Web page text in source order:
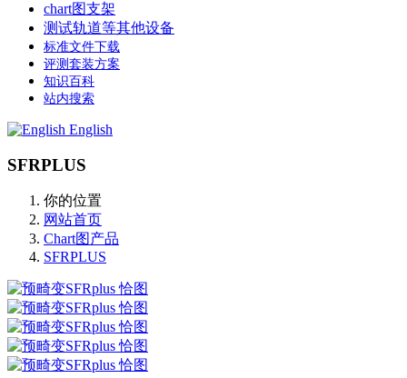
chart图支架
测试轨道等其他设备
标准文件下载
评测套装方案
知识百科
站内搜索
English
SFRPLUS
你的位置
网站首页
Chart图产品
SFRPLUS